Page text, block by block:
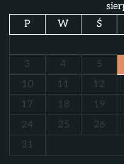
P
W Ś
3
4 5
10
11 12
17
18 19
24
25 26
31